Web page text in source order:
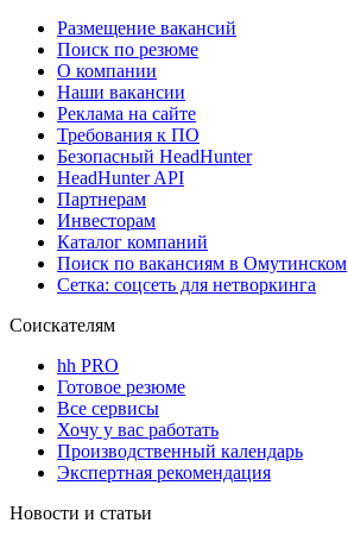
Размещение вакансий
Поиск по резюме
О компании
Наши вакансии
Реклама на сайте
Требования к ПО
Безопасный HeadHunter
HeadHunter API
Партнерам
Инвесторам
Каталог компаний
Поиск по вакансиям в Омутинском
Сетка: соцсеть для нетворкинга
Соискателям
hh PRO
Готовое резюме
Все сервисы
Хочу у вас работать
Производственный календарь
Экспертная рекомендация
Новости и статьи